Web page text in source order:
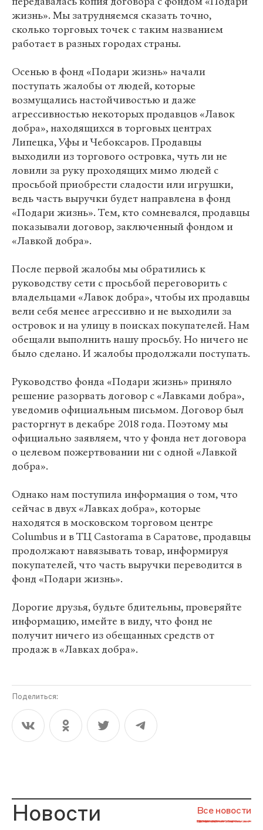
жизнь». Мы затрудняемся сказать точно,
сколько торговых точек с таким названием
работает в разных городах страны.
Осенью в фонд «Подари жизнь» начали
поступать жалобы от людей, которые
возмущались настойчивостью и даже
агрессивностью некоторых продавцов «Лавок
добра», находящихся в торговых центрах
Липецка, Уфы и Чебоксаров. Продавцы
выходили из торгового островка, чуть ли не
ловили за руку проходящих мимо людей с
просьбой приобрести сладости или игрушки,
ведь часть выручки будет направлена в фонд
«Подари жизнь». Тем, кто сомневался, продавцы
показывали договор, заключенный фондом и
«Лавкой добра».
После первой жалобы мы обратились к
руководству сети с просьбой переговорить с
владельцами «Лавок добра», чтобы их продавцы
вели себя менее агрессивно и не выходили за
островок и на улицу в поисках покупателей. Нам
обещали выполнить нашу просьбу. Но ничего не
было сделано. И жалобы продолжали поступать.
Руководство фонда «Подари жизнь» приняло
решение разорвать договор с «Лавками добра»,
уведомив официальным письмом. Договор был
расторгнут в декабре 2018 года. Поэтому мы
официально заявляем, что у фонда нет договора
о целевом пожертвовании ни с одной «Лавкой
добра».
Однако нам поступила информация о том, что
сейчас в двух «Лавках добра», которые
находятся в московском торговом центре
Columbus и в ТЦ Castorama в Саратове, продавцы
продолжают навязывать товар, информируя
покупателей, что часть выручки переводится в
фонд «Подари жизнь».
Дорогие друзья, будьте бдительны, проверяйте
информацию, имейте в виду, что фонд не
получит ничего из обещанных средств от
продаж в «Лавках добра».
Поделиться:
Новости Все новости